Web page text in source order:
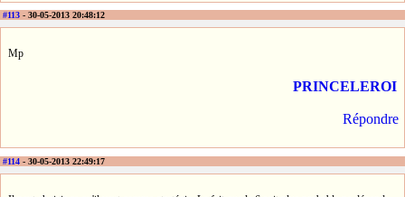
#113 - 30-05-2013 20:48:12
Mp
PRINCELEROI
Répondre
#114 - 30-05-2013 22:49:17